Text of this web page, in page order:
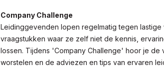
Company Challenge
Leidinggevenden lopen regelmatig tegen lastige
vraagstukken waar ze zelf niet de kennis,
lossen. Tijdens 'Company Challenge' hoor je
worstelen en de adviezen en tips van ervaren